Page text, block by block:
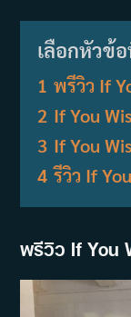
เลือกหัวข้
1 พรีวิว If
2 If You
3 If You
4 รีวิว If
พรีวิว If You